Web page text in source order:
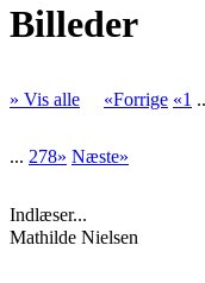
Billeder
» Vis alle «Forrige «1
... 278» Næste»
Indlæser...
Mathilde Nielsen